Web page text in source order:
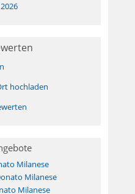
hochladen
Milanese
Milanese
Milanese